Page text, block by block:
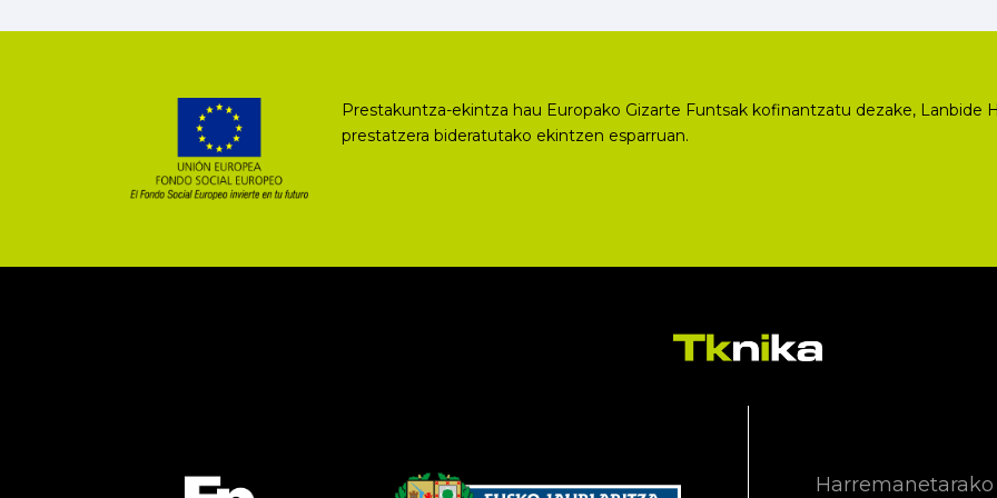
Prestakuntza-ekintza hau Europako Gizarte Funtsak kofinantzatu dezake, Lanbide
prestatzera bideratutako ekintzen esparruan.
Harremanetarako